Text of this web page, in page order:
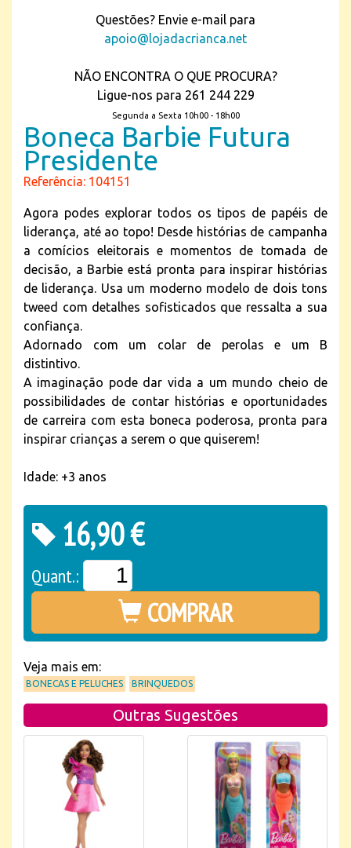
Questões? Envie e-mail para
apoio@lojadacrianca.net
NÃO ENCONTRA O QUE PROCURA?
Ligue-nos para 261 244 229
Segunda a Sexta 10h00 - 18h00
Boneca Barbie Futura
Presidente
Referência: 104151
Agora podes explorar todos os tipos de papéis de
liderança, até ao topo! Desde histórias de campanha
a comícios eleitorais e momentos de tomada de
decisão, a Barbie está pronta para inspirar histórias
de liderança. Usa um moderno modelo de dois tons
tweed com detalhes sofisticados que ressalta a sua
confiança.
Adornado com um colar de perolas e um B
distintivo.
A imaginação pode dar vida a um mundo cheio de
possibilidades de contar histórias e oportunidades
de carreira com esta boneca poderosa, pronta para
inspirar crianças a serem o que quiserem!
Idade: +3 anos
16,90 €
Quant.:
COMPRAR
Veja mais em:
BONECAS E PELUCHES BRINQUEDOS
Outras Sugestões